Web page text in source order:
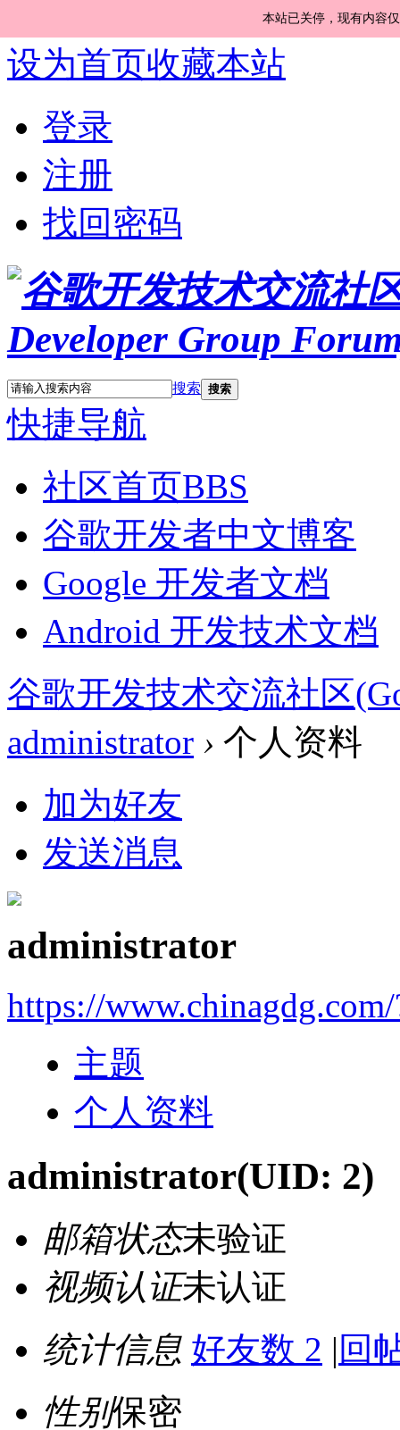
本站已关停，现有内容
设为首页收藏本站
登录
注册
找回密码
搜索 搜索
快捷导航
社区首页BBS
谷歌开发者中文博客
Google 开发者文档
Android 开发技术文档
谷歌开发技术交流社区
administrator › 个人资料
加为好友
发送消息
administrator
https://www.chinagdg.com/
主题
个人资料
administrator(UID: 2)
邮箱状态未验证
视频认证未认证
统计信息 好友数 2 | 回
性别保密